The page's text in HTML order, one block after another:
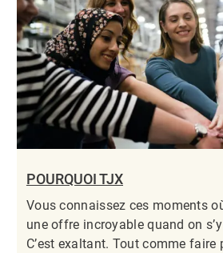
POURQUOI TJX
Vous connaissez ces moments
une offre incroyable quand on
C’est exaltant. Tout comme faire